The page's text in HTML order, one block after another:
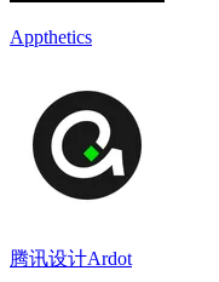
Appthetics
腾讯设计Ardot